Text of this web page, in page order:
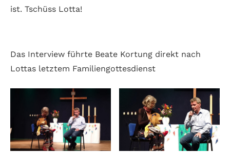
ist. Tschüss Lotta!
Das Interview führte Beate Kortung direkt nach
Lottas letztem Familiengottesdienst